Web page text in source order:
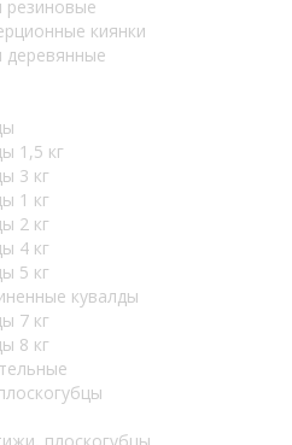
резиновые
киянки
деревянные
1,5 кг
3 кг
1 кг
2 кг
4 кг
5 кг
кувалды
7 кг
8 кг
плоскогубцы